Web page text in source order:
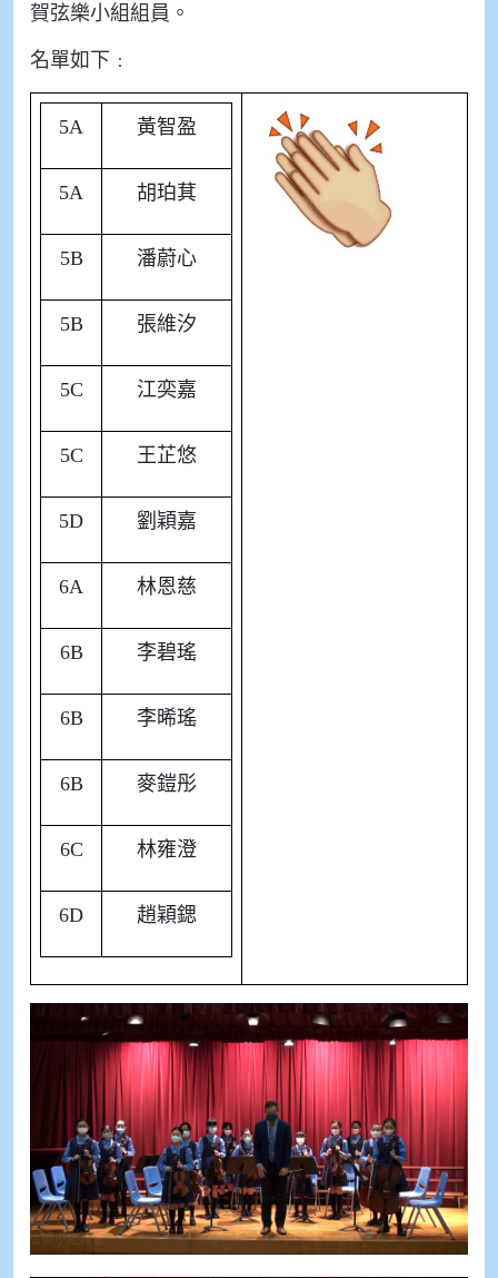
賀弦樂小組組員。
名單如下﹕
5A 黃智盈
5A 胡珀萁
5B 潘蔚心
5B 張維汐
5C 江奕嘉
5C 王芷悠
5D 劉穎嘉
6A 林恩慈
6B 李碧瑤
6B 李晞瑤
6B 麥鎧彤
6C 林雍澄
6D 趙穎鍶